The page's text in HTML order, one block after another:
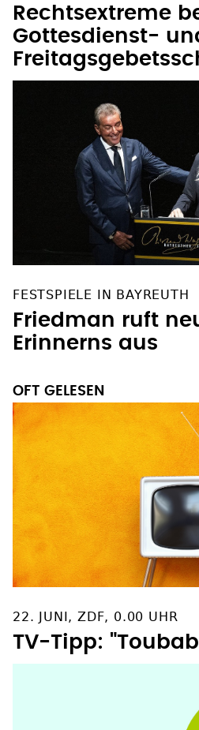
Rechtsextreme
Gottesdienst-
FESTSPIELE IN BAYREUTH
Friedman ruft
Erinnerns aus
OFT GELESEN
22. JUNI, ZDF, 0.00 UHR
TV-Tipp: